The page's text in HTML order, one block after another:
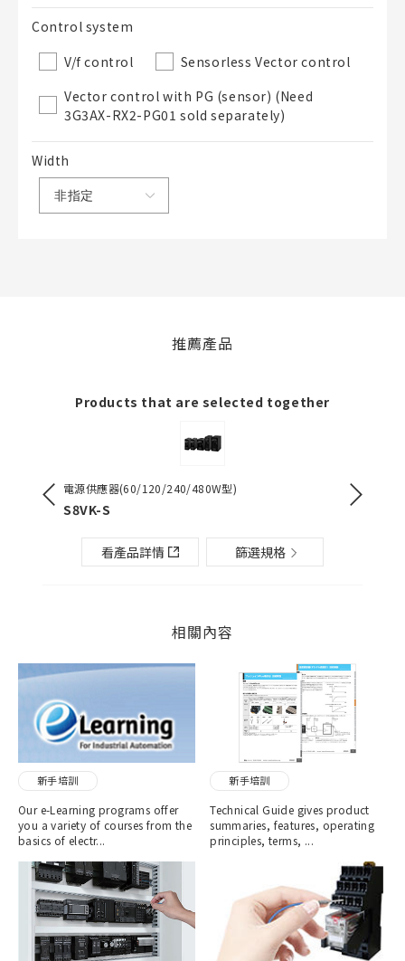
Control system
V/f control
Sensorless Vector control
Vector control with PG (sensor) (Need
3G3AX-RX2-PG01 sold separately)
Width
推薦產品
Products that are selected together
電源供應器(60/120/240/480W型)
S8VK-S
看產品詳情 篩選規格
電源供
相關內容
新手培訓
Our e-Learning programs offer
you a variety of courses from the
basics of electr...
新手培訓
Technical Guide gives product
summaries, features, operating
principles, terms, ...
直接建立新BOM表
BOM表名稱 必要
50字以內
BOM表說明
加入BOM表